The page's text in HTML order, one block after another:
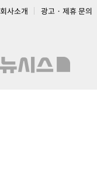
회사소개 광고 · 제휴 문의